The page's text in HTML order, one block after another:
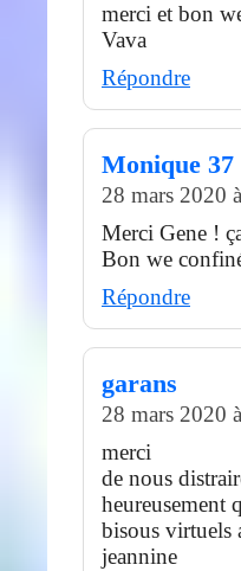
merci et bon
Vava
Répondre
Monique 37
28 mars 2020
Merci Gene !
Bon we
Répondre
garans
28 mars 2020
merci
de nous
heureusement
bisous virtuels
jeannine